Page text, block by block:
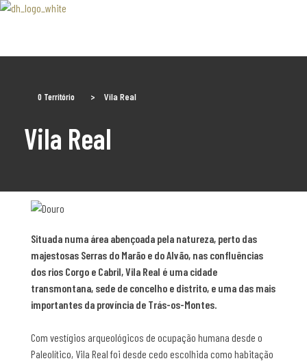
O Território > Vila Real
Vila Real
Situada numa área abençoada pela natureza, perto das
majestosas Serras do Marão e do Alvão, nas confluências
dos rios Corgo e Cabril, Vila Real é uma cidade
transmontana, sede de concelho e distrito, e uma das mais
importantes da província de Trás-os-Montes.
Com vestígios arqueológicos de ocupação humana desde o
Paleolítico, Vila Real foi desde cedo escolhida como habitação